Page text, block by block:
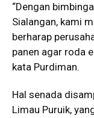
“Dengan
Sialangan, kami
berharap
panen agar roda
kata Purdiman.
Hal senada
Limau Puruik,